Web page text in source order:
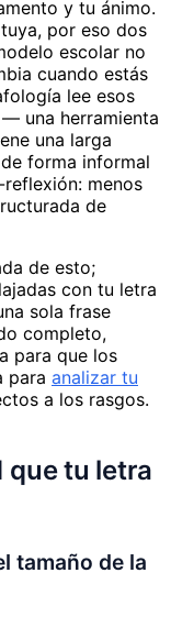
y tu ánimo.
por eso dos
escolar no
cuando estás
lee esos
una herramienta
una larga
forma informal
menos
de
de esto;
con tu letra
sola frase
completo,
para que los
para analizar tu
a los rasgos.
que tu letra
tamaño de la